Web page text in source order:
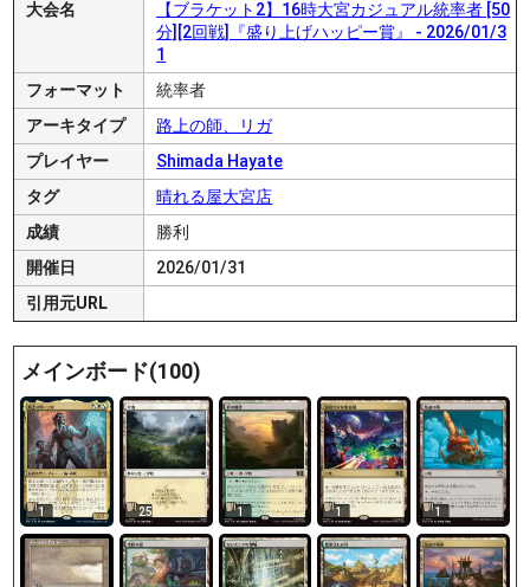
大会名
【ブラケット2】16時大宮カジュアル統率者 [50
分][2回戦]『盛り上げハッピー賞』 - 2026/01/3
1
フォーマット
統率者
アーキタイプ
路上の師、リガ
プレイヤー
Shimada Hayate
タグ
晴れる屋大宮店
成績
勝利
開催日
2026/01/31
引用元URL
メインボード(100)
1 25 1 1 1